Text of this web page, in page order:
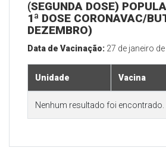
(SEGUNDA DOSE)
1ª DOSE CORONAVAC/
DEZEMBRO)
Data de Vacinação: 27 de janeiro
Unidade Vacina
Nenhum resultado foi encontrado.